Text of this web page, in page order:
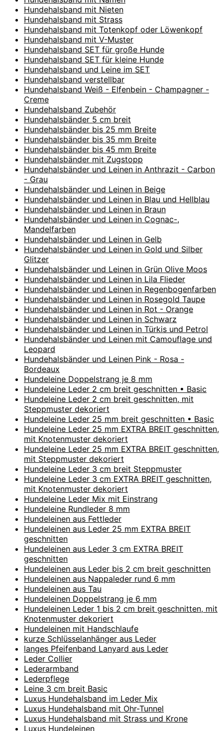
Hundehalsband mit Nieten
Hundehalsband mit Strass
Hundehalsband mit Totenkopf oder Löwenkopf
Hundehalsband mit V-Muster
Hundehalsband SET für große Hunde
Hundehalsband SET für kleine Hunde
Hundehalsband und Leine im SET
Hundehalsband verstellbar
Hundehalsband Weiß - Elfenbein - Champagner -
Creme
Hundehalsband Zubehör
Hundehalsbänder 5 cm breit
Hundehalsbänder bis 25 mm Breite
Hundehalsbänder bis 35 mm Breite
Hundehalsbänder bis 45 mm Breite
Hundehalsbänder mit Zugstopp
Hundehalsbänder und Leinen in Anthrazit - Carbon
- Grau
Hundehalsbänder und Leinen in Beige
Hundehalsbänder und Leinen in Blau und Hellblau
Hundehalsbänder und Leinen in Braun
Hundehalsbänder und Leinen in Cognac-,
Mandelfarben
Hundehalsbänder und Leinen in Gelb
Hundehalsbänder und Leinen in Gold und Silber
Glitzer
Hundehalsbänder und Leinen in Grün Olive Moos
Hundehalsbänder und Leinen in Lila Flieder
Hundehalsbänder und Leinen in Regenbogenfarben
Hundehalsbänder und Leinen in Rosegold Taupe
Hundehalsbänder und Leinen in Rot - Orange
Hundehalsbänder und Leinen in Schwarz
Hundehalsbänder und Leinen in Türkis und Petrol
Hundehalsbänder und Leinen mit Camouflage und
Leopard
Hundehalsbänder und Leinen Pink - Rosa -
Bordeaux
Hundeleine Doppelstrang je 8 mm
Hundeleine Leder 2 cm breit geschnitten • Basic
Hundeleine Leder 2 cm breit geschnitten, mit
Steppmuster dekoriert
Hundeleine Leder 25 mm breit geschnitten • Basic
Hundeleine Leder 25 mm EXTRA BREIT geschnitten,
mit Knotenmuster dekoriert
Hundeleine Leder 25 mm EXTRA BREIT geschnitten,
mit Steppmuster dekoriert
Hundeleine Leder 3 cm breit Steppmuster
Hundeleine Leder 3 cm EXTRA BREIT geschnitten,
mit Knotenmuster dekoriert
Hundeleine Leder Mix mit Einstrang
Hundeleine Rundleder 8 mm
Hundeleinen aus Fettleder
Hundeleinen aus Leder 25 mm EXTRA BREIT
geschnitten
Hundeleinen aus Leder 3 cm EXTRA BREIT
geschnitten
Hundeleinen aus Leder bis 2 cm breit geschnitten
Hundeleinen aus Nappaleder rund 6 mm
Hundeleinen aus Tau
Hundeleinen Doppelstrang je 6 mm
Hundeleinen Leder 1 bis 2 cm breit geschnitten, mit
Knotenmuster dekoriert
Hundeleinen mit Handschlaufe
kurze Schlüsselanhänger aus Leder
langes Pfeifenband Lanyard aus Leder
Leder Collier
Lederarmband
Lederpflege
Leine 3 cm breit Basic
Luxus Hundehalsband im Leder Mix
Luxus Hundehalsband mit Ohr-Tunnel
Luxus Hundehalsband mit Strass und Krone
Luxus Hundeleinen